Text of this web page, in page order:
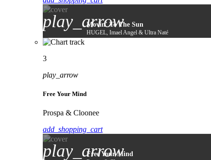
play_arrow
Movin' To The Sun
HUGEL, Imael Angel & Ultra Naté
3
play_arrow
Free Your Mind
Prospa & Cloonee
add_shopping_cart
play_arrow
Free Your Mind